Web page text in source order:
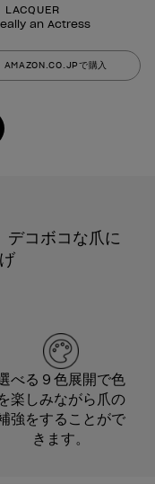
an Actress
AMAZON.CO.JPで購入
デコボコな爪に
べる９色展開で色
楽しみながら爪の
強をすることがで
きます。